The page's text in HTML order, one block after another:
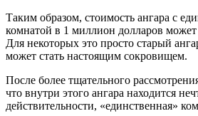
Таким образом, стоимость ангара с
комнатой в 1 миллион долларов может
Для некоторых это просто старый
может стать настоящим сокровищем.
После более тщательного
что внутри этого ангара находится
действительности, «единственная»